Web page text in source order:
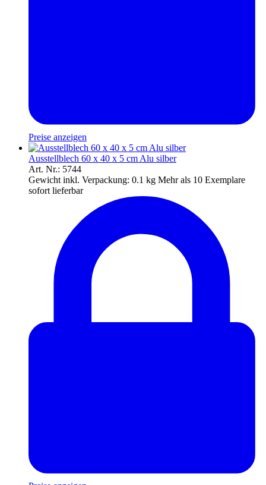
Preise anzeigen
Ausstellblech 60 x 40 x 5 cm Alu silber
Art. Nr.: 5744
Gewicht inkl. Verpackung: 0.1 kg Mehr als 10 Exemplare
sofort lieferbar